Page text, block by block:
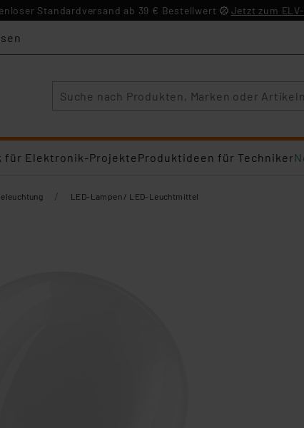
Standardversand ab 39 € Bestellwert Jetzt zum
für Elektronik-ProjekteProduktideen für Techniker
/ LED-Lampen / LED-Leuchtmittel